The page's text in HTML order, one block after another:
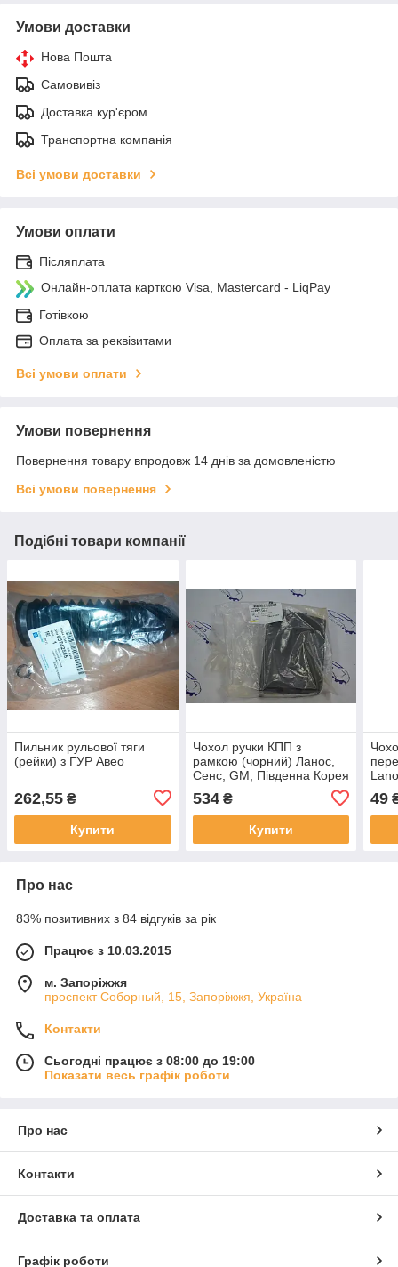
Умови доставки
Нова Пошта
Самовивіз
Доставка кур'єром
Транспортна компанія
Всі умови доставки
Умови оплати
Післяплата
Онлайн-оплата карткою Visa, Mastercard - LiqPay
Готівкою
Оплата за реквізитами
Всі умови оплати
Умови повернення
Повернення товару впродовж 14 днів за домовленістю
Всі умови повернення
Подібні товари компанії
Пильник рульової тяги
(рейки) з ГУР Авео
262,55 ₴
Купити
Чохол ручки КПП з
рамкою (чорний) Ланос,
Сенс; GM, Південна Корея
534₴
Купити
49
Про нас
83% позитивних з 84 відгуків за рік
Працює з 10.03.2015
м. Запоріжжя
проспект Соборный, 15, Запоріжжя, Україна
Контакти
Сьогодні працює з 08:00 до 19:00
Показати весь графік роботи
Про нас
Контакти
Доставка та оплата
Графік роботи